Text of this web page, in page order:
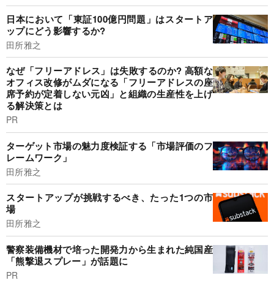
日本において「東証100億円問題」はスタートア
ップにどう影響するか?
田所雅之
なぜ「フリーアドレス」は失敗するのか? 高額な
オフィス改修がムダになる「フリーアドレスの座
席予約が定着しない元凶」と組織の生産性を上げ
る解決策とは
PR
ターゲット市場の魅力度検証する「市場評価のフ
レームワーク」
田所雅之
スタートアップが挑戦するべき、たった1つの市
場
田所雅之
警察装備機材で培った開発力から生まれた純国産
「熊撃退スプレー」が話題に
PR